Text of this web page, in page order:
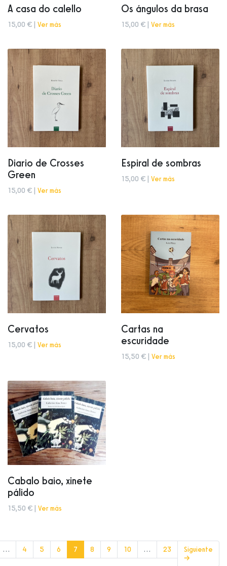
A casa do calello
15,00 € | Ver más
Os ángulos da brasa
15,00 € | Ver más
Diario de Crosses
Green
15,00 € | Ver más
Espiral de sombras
15,00 € | Ver más
Cervatos
15,00 € | Ver más
Cartas na
escuridade
15,50 € | Ver más
Cabalo baio, xinete
pálido
15,50 € | Ver más
… 4 5 6 7 (current)
8 9 10 … 23
Siguiente
→